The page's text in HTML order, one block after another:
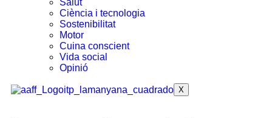
Salut
Ciència i tecnologia
Sostenibilitat
Motor
Cuina conscient
Vida social
Opinió
X